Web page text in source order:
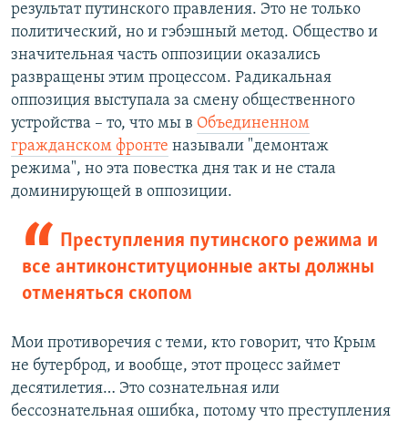
результат путинского правления. Это не только
политический, но и гэбэшный метод. Общество и
значительная часть оппозиции оказались
развращены этим процессом. Радикальная
оппозиция выступала за смену общественного
устройства – то, что мы в Объединенном
гражданском фронте называли "демонтаж
режима", но эта повестка дня так и не стала
доминирующей в оппозиции.
Преступления путинского режима и
все антиконституционные акты должны
отменяться скопом
Мои противоречия с теми, кто говорит, что Крым
не бутерброд, и вообще, этот процесс займет
десятилетия… Это сознательная или
бессознательная ошибка, потому что преступления